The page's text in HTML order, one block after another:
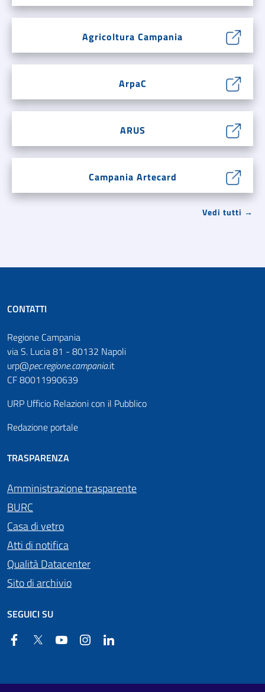
Agricoltura Campania
ArpaC
ARUS
Campania Artecard
Vedi tutti →
CONTATTI
Regione Campania
via S. Lucia 81 - 80132 Napoli
urp@pec.regione.campania.it
CF 80011990639
URP Ufficio Relazioni con il Pubblico
Redazione portale
TRASPARENZA
Amministrazione trasparente
BURC
Casa di vetro
Atti di notifica
Qualità Datacenter
Sito di archivio
SEGUICI SU
FacebookTwitter YouTube Instagram